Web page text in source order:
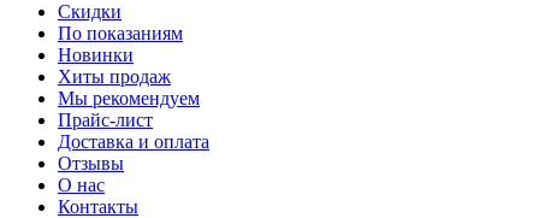
Скидки
По показаниям
Новинки
Хиты продаж
Мы рекомендуем
Прайс-лист
Доставка и оплата
Отзывы
О нас
Контакты